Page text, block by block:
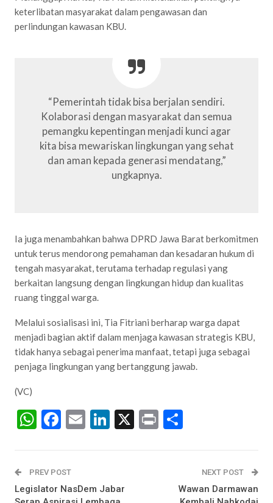
keterlibatan masyarakat dalam pengawasan dan
perlindungan kawasan KBU.
“Pemerintah tidak bisa berjalan sendiri.
Kolaborasi dengan masyarakat dan semua
pemangku kepentingan menjadi kunci agar
kita bisa mewariskan lingkungan yang sehat
dan aman kepada generasi mendatang,”
ungkapnya.
Ia juga menambahkan bahwa DPRD Jawa Barat berkomitmen
untuk terus mendorong pemahaman dan kesadaran hukum di
tengah masyarakat, terutama terhadap regulasi yang
berkaitan langsung dengan lingkungan hidup dan kualitas
ruang tinggal warga.
Melalui sosialisasi ini, Tia Fitriani berharap warga dapat
menjadi bagian aktif dalam menjaga kawasan strategis KBU,
tidak hanya sebagai penerima manfaat, tetapi juga sebagai
penjaga lingkungan yang bertanggung jawab.
(VC)
WhatsApp
Facebook
EmailLinkedIn
X Print
PREV POST
Legislator NasDem Jabar
NEXT POST
Wawan Darmawan